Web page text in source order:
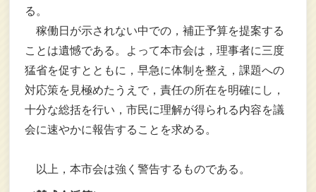
る。
稼働日が示されない中での，補正予算を提案する
ことは遺憾である。よって本市会は，理事者に三度
猛省を促すとともに，早急に体制を整え，課題への
対応策を見極めたうえで，責任の所在を明確にし，
十分な総括を行い，市民に理解が得られる内容を議
会に速やかに報告することを求める。
以上，本市会は強く警告するものである。